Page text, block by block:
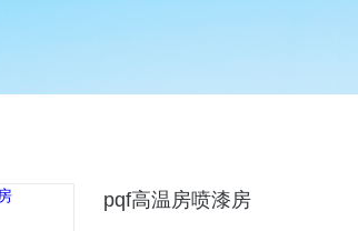
pqf高温房喷漆房